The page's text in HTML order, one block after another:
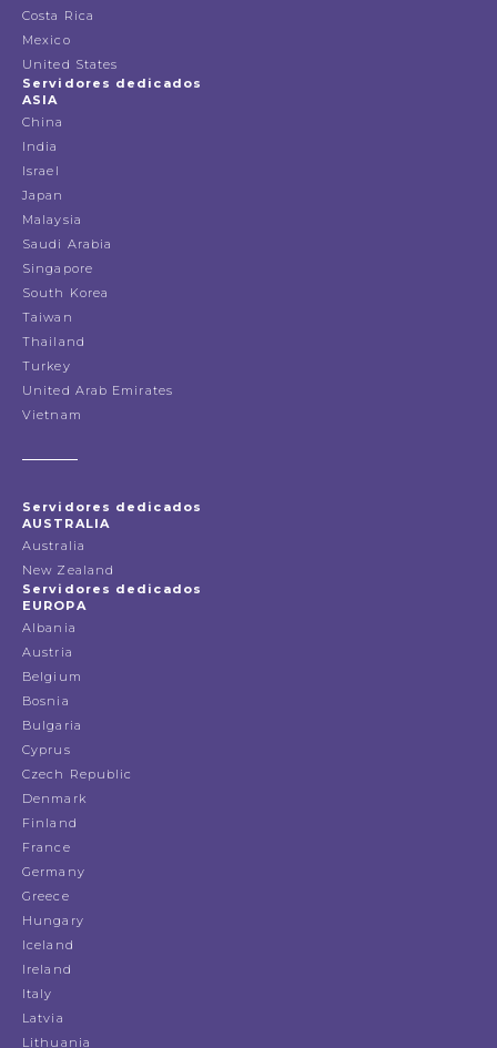
Costa Rica
Mexico
United States
Servidores dedicados
ASIA
China
India
Israel
Japan
Malaysia
Saudi Arabia
Singapore
South Korea
Taiwan
Thailand
Turkey
United Arab Emirates
Vietnam
Servidores dedicados
AUSTRALIA
Australia
New Zealand
Servidores dedicados
EUROPA
Albania
Austria
Belgium
Bosnia
Bulgaria
Cyprus
Czech Republic
Denmark
Finland
France
Germany
Greece
Hungary
Iceland
Ireland
Italy
Latvia
Lithuania